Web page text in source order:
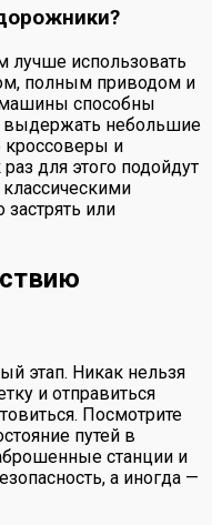
использовать
полным приводом и
способны
выдержать небольшие
и
для этого подойдут
или
этап. Никак нельзя
и отправиться
Посмотрите
путей в
станции и
а иногда —